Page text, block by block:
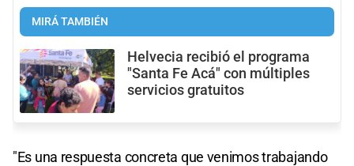
MIRÁ TAMBIÉN
Helvecia recibió el programa
"Santa Fe Acá" con múltiples
servicios gratuitos
"Es una respuesta concreta que venimos trabajando